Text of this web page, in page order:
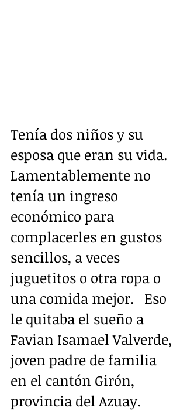
Tenía dos niños y su
esposa que eran su vida.
Lamentablemente no
tenía un ingreso
económico para
complacerles en gustos
sencillos, a veces
juguetitos o otra ropa o
una comida mejor.   Eso
le quitaba el sueño a
Favian Isamael Valverde,
joven padre de familia
en el cantón Girón,
provincia del Azuay.